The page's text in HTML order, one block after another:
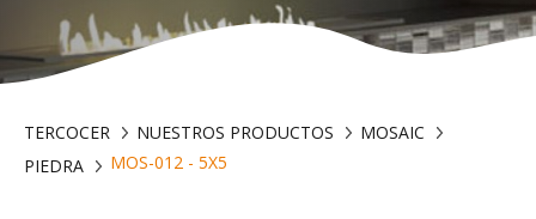
TERCOCER NUESTROS PRODUCTOS
MOSAIC
PIEDRA
MOS-012 - 5X5